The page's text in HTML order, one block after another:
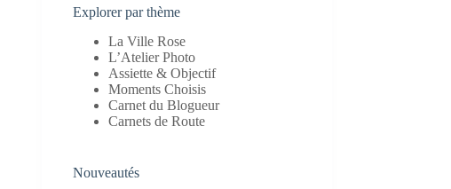
Explorer par thème
La Ville Rose
L’Atelier Photo
Assiette & Objectif
Moments Choisis
Carnet du Blogueur
Carnets de Route
Nouveautés